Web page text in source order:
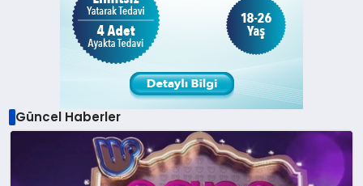
Güncel Haberler